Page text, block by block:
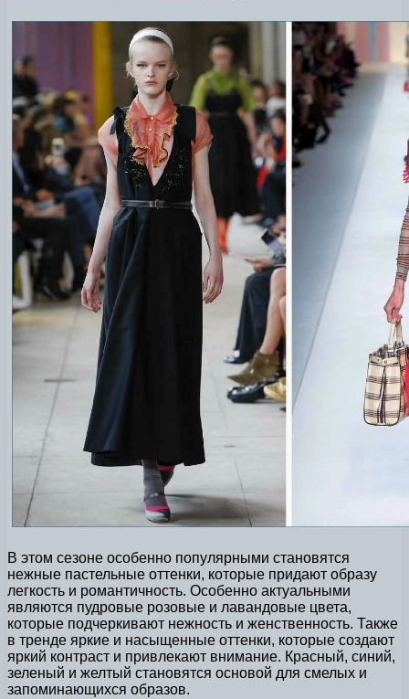
В этом сезоне особенно популярными становятся
нежные пастельные оттенки, которые придают образу
легкость и романтичность. Особенно актуальными
являются пудровые розовые и лавандовые цвета,
которые подчеркивают нежность и женственность. Также
в тренде яркие и насыщенные оттенки, которые создают
яркий контраст и привлекают внимание. Красный, синий,
зеленый и желтый становятся основой для смелых и
запоминающихся образов.